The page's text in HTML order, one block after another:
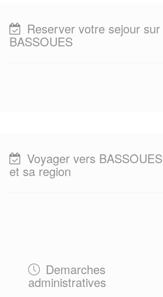
Reserver votre sejour sur
BASSOUES
Voyager vers BASSOUES
et sa region
Demarches
administratives